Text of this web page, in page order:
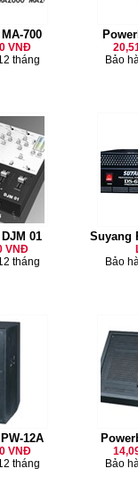
700
VNĐ
tháng
Bảo
01
VNĐ
tháng
Suyang
Bảo
12A
VNĐ
tháng
Bảo